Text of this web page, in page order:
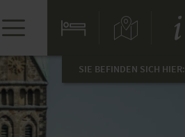
SIE BEFINDEN SICH HIER: